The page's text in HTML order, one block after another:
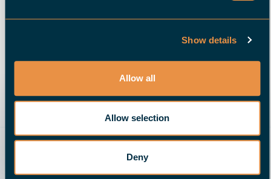
Show details
Allow all
Allow selection
Deny
hierboven ingediende persoonlijke informatie op te slaan